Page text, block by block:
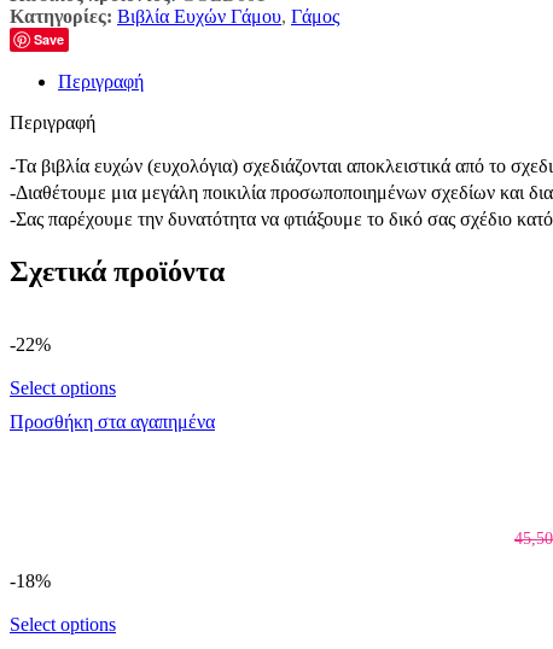
Κατηγορίες: Βιβλία Ευχών Γάμου, Γάμος
Save
Περιγραφή
Περιγραφή
-Τα βιβλία ευχών (ευχολόγια) σχεδιάζονται αποκλειστικά από το
-Διαθέτουμε μια μεγάλη ποικιλία προσωποποιημένων σχεδίων και
-Σας παρέχουμε την δυνατότητα να φτιάξουμε το δικό σας σχέδιο
Σχετικά προϊόντα
-22%
Select options
Προσθήκη στα αγαπημένα
-18%
Select options